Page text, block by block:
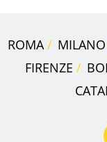
ROMA MILANO
FIRENZE